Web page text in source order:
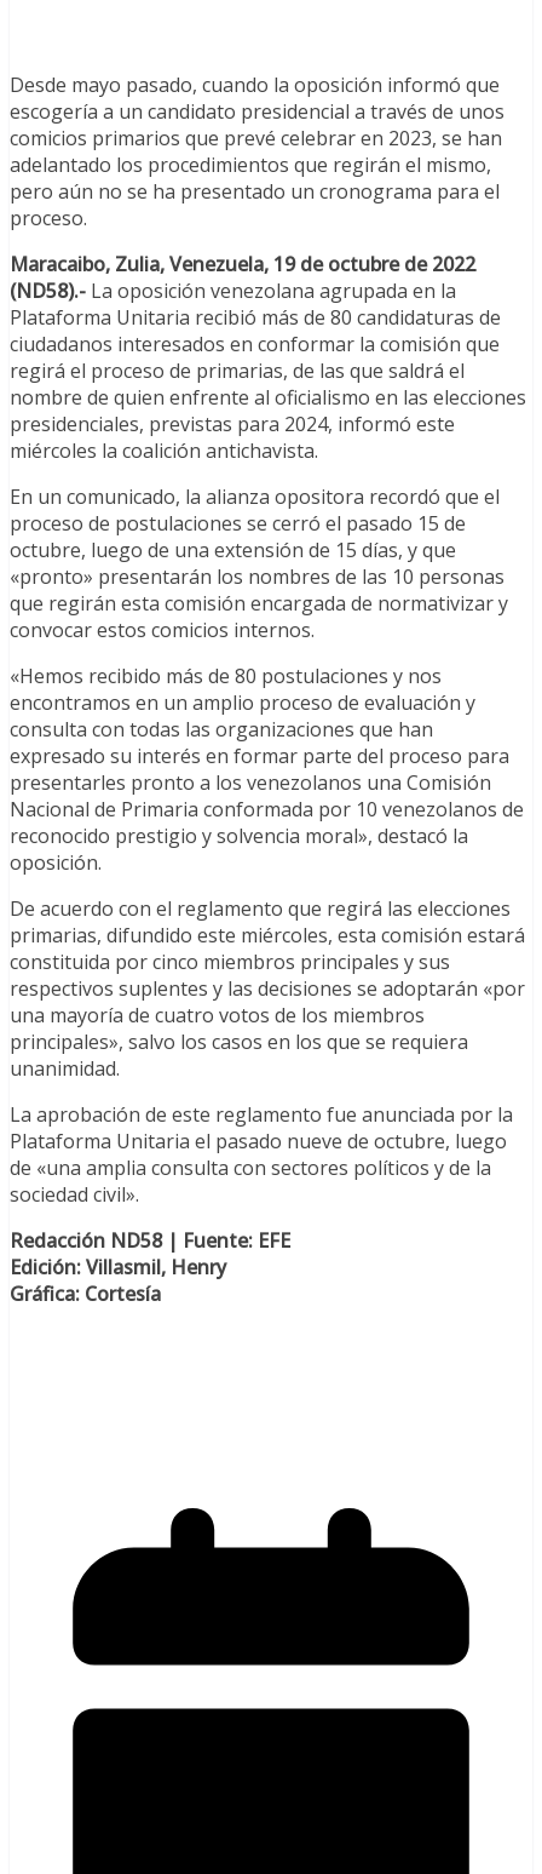
Desde mayo pasado, cuando la oposición informó que
escogería a un candidato presidencial a través de unos
comicios primarios que prevé celebrar en 2023, se han
adelantado los procedimientos que regirán el mismo,
pero aún no se ha presentado un cronograma para el
proceso.
Maracaibo, Zulia, Venezuela, 19 de octubre de 2022
(ND58).- La oposición venezolana agrupada en la
Plataforma Unitaria recibió más de 80 candidaturas de
ciudadanos interesados en conformar la comisión que
regirá el proceso de primarias, de las que saldrá el
nombre de quien enfrente al oficialismo en las elecciones
presidenciales, previstas para 2024, informó este
miércoles la coalición antichavista.
En un comunicado, la alianza opositora recordó que el
proceso de postulaciones se cerró el pasado 15 de
octubre, luego de una extensión de 15 días, y que
«pronto» presentarán los nombres de las 10 personas
que regirán esta comisión encargada de normativizar y
convocar estos comicios internos.
«Hemos recibido más de 80 postulaciones y nos
encontramos en un amplio proceso de evaluación y
consulta con todas las organizaciones que han
expresado su interés en formar parte del proceso para
presentarles pronto a los venezolanos una Comisión
Nacional de Primaria conformada por 10 venezolanos de
reconocido prestigio y solvencia moral», destacó la
oposición.
De acuerdo con el reglamento que regirá las elecciones
primarias, difundido este miércoles, esta comisión estará
constituida por cinco miembros principales y sus
respectivos suplentes y las decisiones se adoptarán «por
una mayoría de cuatro votos de los miembros
principales», salvo los casos en los que se requiera
unanimidad.
La aprobación de este reglamento fue anunciada por la
Plataforma Unitaria el pasado nueve de octubre, luego
de «una amplia consulta con sectores políticos y de la
sociedad civil».
Redacción ND58 | Fuente: EFE
Edición: Villasmil, Henry
Gráfica: Cortesía